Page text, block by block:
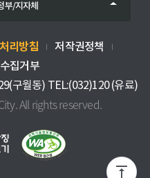
부/지자체
리방침
저작권정책
집거부
구월동) TEL:(032)120 (유료)
All rights reserved.